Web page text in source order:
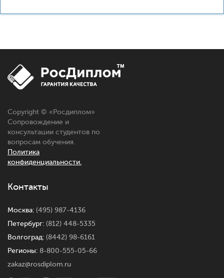
Copyright © «Росдиплом»
Сопровождение и
консультации студентов по
вопросам обучения.
Политика
конфиденциальности.
Контакты
Москва: (495) 987-4136
Петербург: (812) 448-5335
Волгоград: (8442) 98-6161
Регионы: 8-800-555-05-66
zakaz@rosdiplom.ru